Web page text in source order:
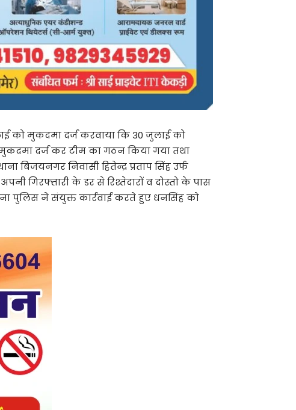
को मुकदमा दर्ज करवाया कि 30 जुलाई को
दर्ज कर टीम का गठन किया गया तथा
निवासी हितेन्द्र प्रताप सिंह उर्फ
गिरफ्तारी के डर से रिश्तेदारों व दोस्तो के पास
पुलिस ने संयुक्त कार्रवाई करते हुए धनसिंह को